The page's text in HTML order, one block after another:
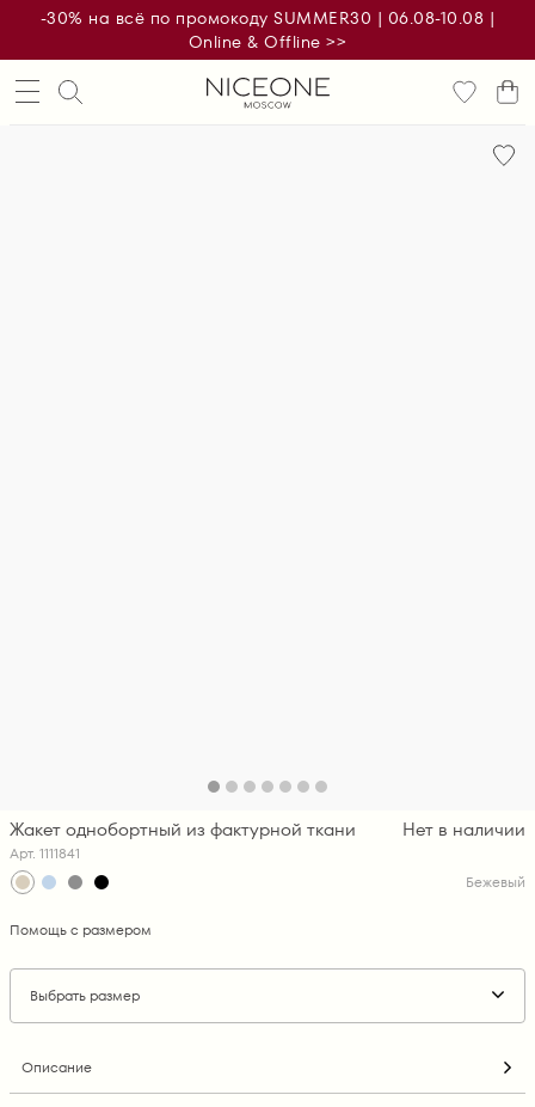
-30% на всё по промокоду SUMMER30 | 06.08-10.08 |
Online & Offline >>
Жакет однобортный из фактурной ткани
Арт. 1111841
Нет в наличии
Бежевый
Помощь с размером
Выбрать размер
Описание